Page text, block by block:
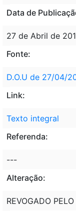
Data de
27 de Abril de
Fonte:
D.O.U de 27/04/
Link:
Texto integral
Referenda:
---
Alteração:
REVOGADO PELO